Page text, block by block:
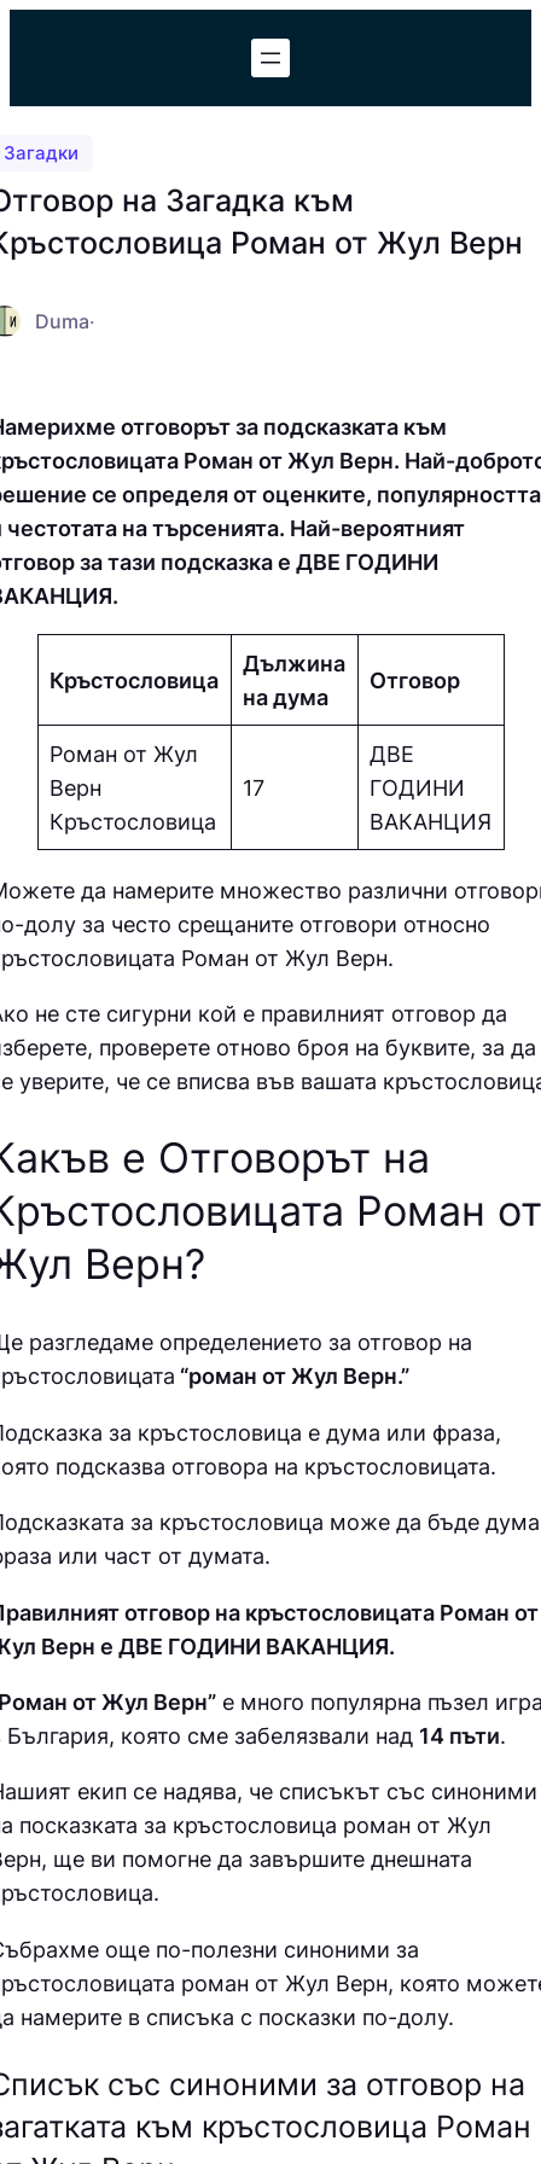
Загадки
на Загадка към
Роман от Жул Верн
Duma·
отговорът за подсказката към
Роман от Жул Верн. Най-
се определя от оценките, популярността
честотата на търсенията. Най-вероятният
за тази подсказка е ДВE ГOДИНИ
Кръстословица
Дължина
на дума
Отговор
Роман от Жул
Верн
Кръстословица
17
ДВE
ГOДИНИ
ВAКAНЦИЯ
да намерите множество различни
долу за често срещаните отговори относно
Роман от Жул Верн.
не сте сигурни кой е правилният отговор да
проверете отново броя на буквите, за да
уверите, че се вписва във вашата
е Отговорът на
Роман от
Верн?
разгледаме определението за отговор на
“роман от Жул Верн.”
за кръстословица е дума или фраза,
подсказва отговора на кръстословицата.
за кръстословица може да бъде
или част от думата.
отговор на кръстословицата Роман от
Верн е ДВE ГOДИНИ ВAКAНЦИЯ.
от Жул Верн”е много популярна пъзел
България, която сме забелязвали над 14 пъти.
екип се надява, че списъкът със синоними
посказката за кръстословица роман от Жул
ще ви помогне да завършите днешната
още по-полезни синоними за
роман от Жул Верн, която
намерите в списъка с посказки по-долу.
със синоними за отговор на
към кръстословица Роман